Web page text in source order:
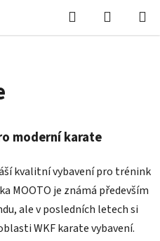
Hledat
KOŠÍK
moderní karate
kvalitní vybavení pro trénink
MOOTO je známá především
ale v posledních letech si
WKF karate vybavení.